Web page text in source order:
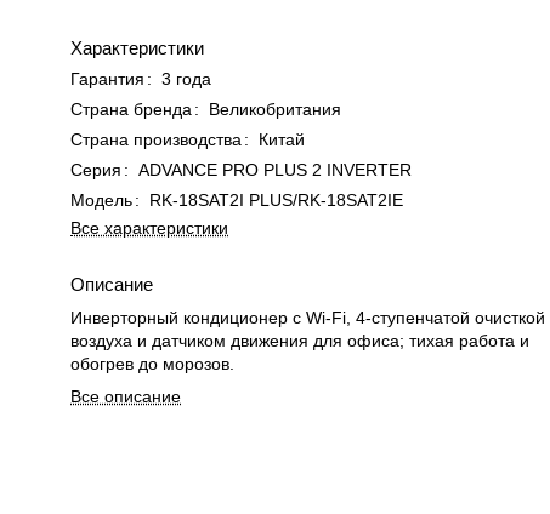
Характеристики
Гарантия : 3 года
Страна бренда :
Великобритания
Страна производства :
Китай
Серия : ADVANCE PRO PLUS 2 INVERTER
Модель:
RK-18SAT2I PLUS/RK-18SAT2IE
Все характеристики
Описание
Инверторный кондиционер с Wi-Fi, 4-ступенчатой очисткой
воздуха и датчиком движения для офиса; тихая работа и
обогрев до морозов.
Все описание